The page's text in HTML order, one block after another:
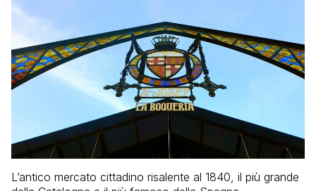
L’antico mercato cittadino risalente al 1840, il più grande